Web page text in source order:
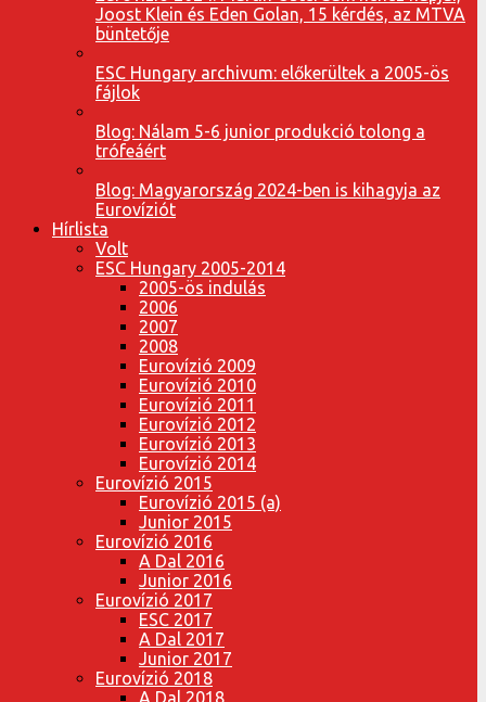
Joost Klein és Eden Golan, 15 kérdés, az MTVA
büntetője
ESC Hungary archivum: előkerültek a 2005-ös
fájlok
Blog: Nálam 5-6 junior produkció tolong a
trófeáért
Blog: Magyarország 2024-ben is kihagyja az
Eurovíziót
Hírlista
Volt
ESC Hungary 2005-2014
2005-ös indulás
2006
2007
2008
Eurovízió 2009
Eurovízió 2010
Eurovízió 2011
Eurovízió 2012
Eurovízió 2013
Eurovízió 2014
Eurovízió 2015
Eurovízió 2015 (a)
Junior 2015
Eurovízió 2016
A Dal 2016
Junior 2016
Eurovízió 2017
ESC 2017
A Dal 2017
Junior 2017
Eurovízió 2018
A Dal 2018